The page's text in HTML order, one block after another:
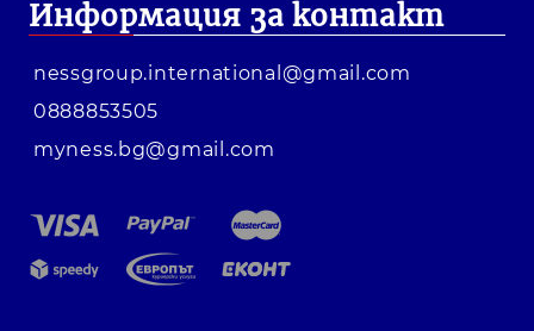
Информация за контакт
nessgroup.international@gmail.com
0888853505
myness.bg@gmail.com